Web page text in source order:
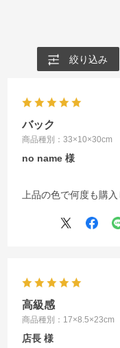
絞り込み
バック
商品種別：33×10×30cm
no name
上品の色で何度も購
高級感
商品種別：17×8.5×23cm
店長